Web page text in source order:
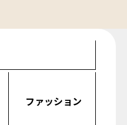
ファッション